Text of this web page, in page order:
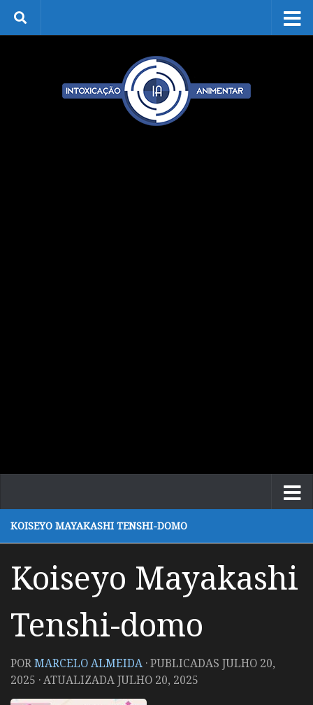
Skip to content
KOISEYO MAYAKASHI TENSHI-DOMO
Koiseyo Mayakashi
Tenshi-domo
PORMARCELO ALMEIDA · PUBLICADAS JULHO 20,
2025 · ATUALIZADAJULHO 20, 2025